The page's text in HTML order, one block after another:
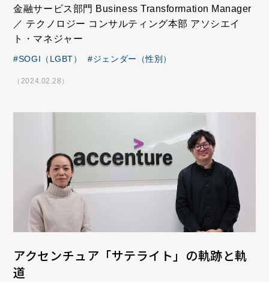
金融サービス部門 Business Transformation Manager
／ テクノロジー コンサルティング本部 アソシエイ
ト・マネジャー
SOGI（LGBT） ジェンダー（性別）
（2024.02.28）
アクセンチュア「サテライト」の軌跡と軌
道